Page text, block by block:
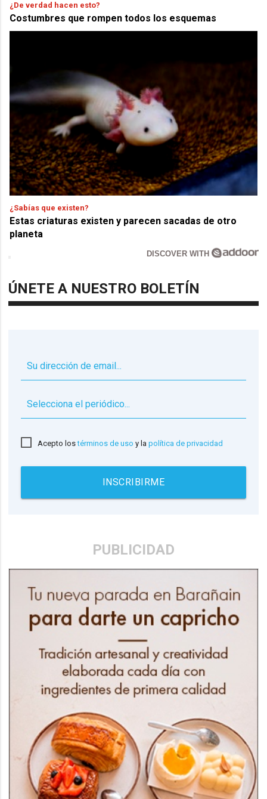
¿De verdad hacen esto?
Costumbres que rompen todos los esquemas
¿Sabías que existen?
Estas criaturas existen y parecen sacadas de otro
planeta
DISCOVER WITH
ÚNETE A NUESTRO BOLETÍN
Acepto lostérminos de uso y lapolítica de privacidad
INSCRIBIRME
PUBLICIDAD